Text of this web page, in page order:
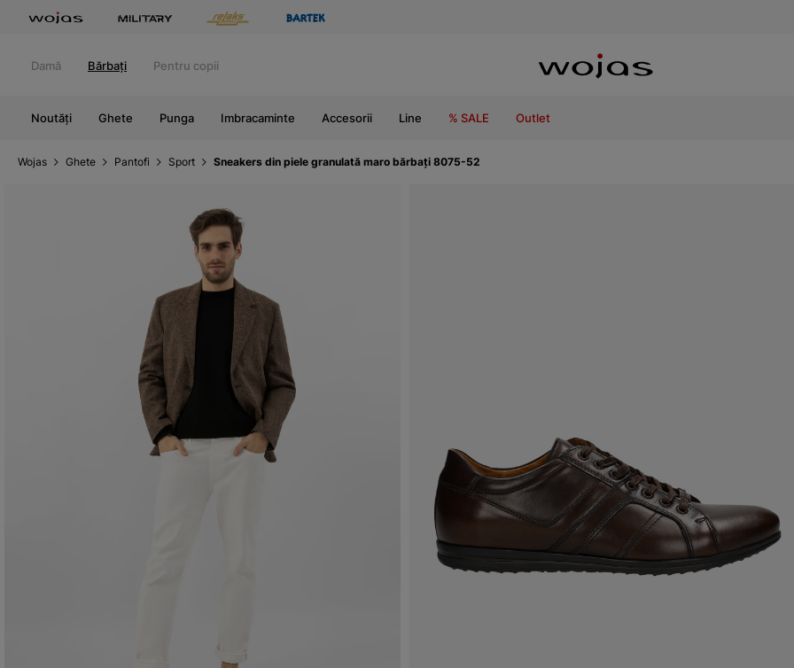
Damă Bărbați Pentru copii
Noutăți Ghete Punga Imbracaminte Accesorii Line % SALE Outlet
Wojas Ghete Pantofi Sport Sneakers din piele granulată maro bărbați 8075-52